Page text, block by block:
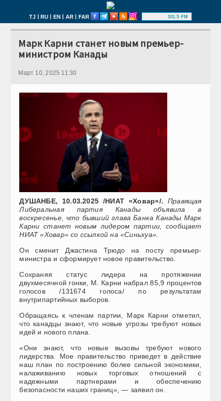
TJ | RU | EN | AR | FAR 101.5 FM
Марк Карни станет новым премьер-
министром Канады
Март 10, 2025 11:30
ДУШАНБЕ, 10.03.2025 /НИАТ «Ховар»/.
Правящая
Либеральная партия Канады объявила в
воскресенье, что бывший глава Банка Канады Марк
Карни станет новым лидером партии, сообщает
НИАТ «Ховар» со ссылкой на «Синьхуа».
Он сменит Джастина Трюдо на посту премьер-
министра и сформирует новое правительство.
Сохраняя статус лидера на протяжении
двухмесячной гонки, М. Карни набрал 85,9 процентов
голосов /131674 голоса/ по результатам
внутрипартийных выборов.
Обращаясь к членам партии, Марк Карни отметил,
что канадцы знают, что новые угрозы требуют новых
идей и нового плана.
«Они знают, что новые вызовы требуют нового
лидерства. Мое правительство приведет в действие
наш план по построению более сильной экономики,
налаживанию новых торговых отношений с
надежными партнерами и обеспечению
безопасности наших границ», — заявил он.